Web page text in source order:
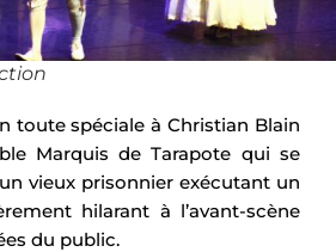
toute spéciale à Christian Blain
Marquis de Tarapote qui se
vieux prisonnier exécutant un
hilarant à l’avant-scène
du public.